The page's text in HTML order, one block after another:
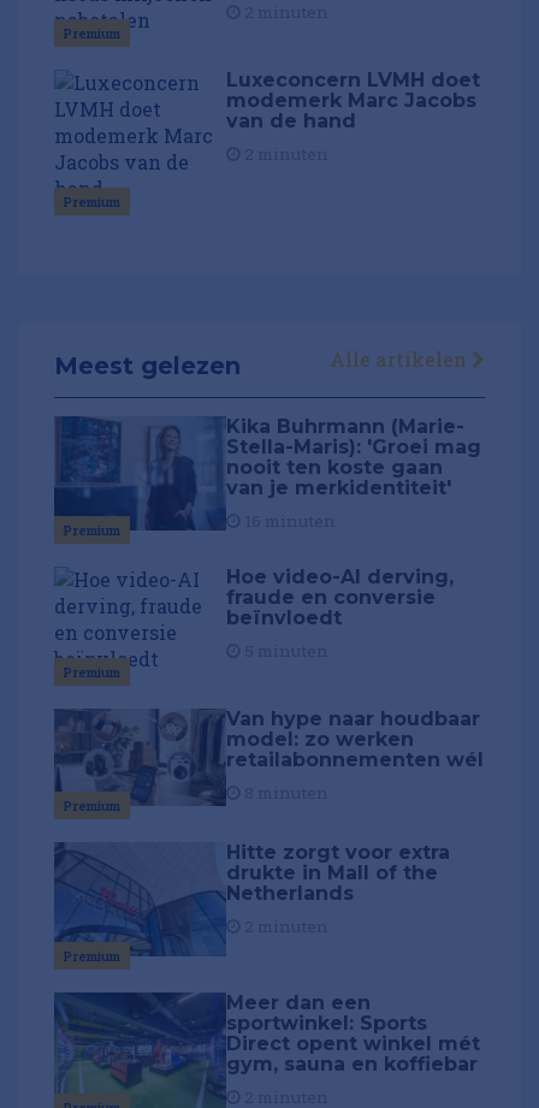
Premium
Premium
Luxeconcern LVMH doet
modemerk Marc Jacobs
van de hand
Meest gelezen Alle artikelen
Premium
Kika Buhrmann (Marie-
Stella-Maris): 'Groei mag
nooit ten koste gaan
van je merkidentiteit'
Premium
Hoe video-AI derving,
fraude en conversie
beïnvloedt
Premium
Van hype naar houdbaar
model: zo werken
retailabonnementen wél
Premium
Hitte zorgt voor extra
drukte in Mall of the
Netherlands
Meer dan een
sportwinkel: Sports
Direct opent winkel mét
gym, sauna en koffiebar